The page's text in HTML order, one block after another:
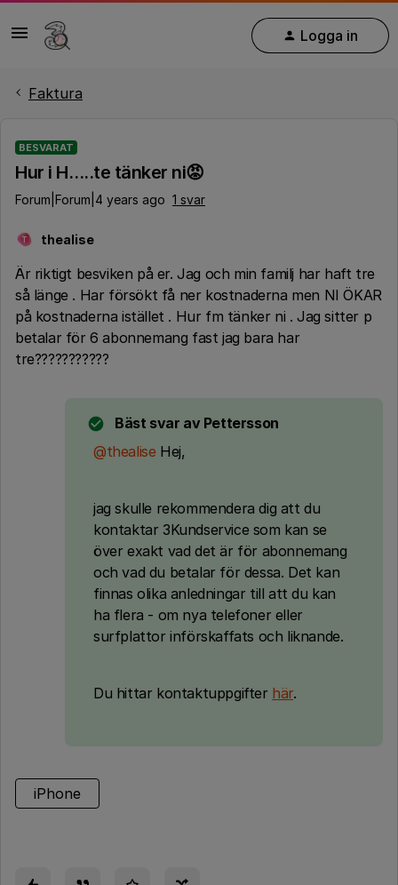
Logga in
Faktura
BESVARAT
Hur i H…..te tänker ni😡
Forum|Forum|4 years ago 1 svar
T thealise
Är riktigt besviken på er. Jag och min familj har haft tre
så länge . Har försökt få ner kostnaderna men NI ÖKAR
på kostnaderna istället . Hur fm tänker ni . Jag sitter p
betalar för 6 abonnemang fast jag bara har
tre???????????
Bäst svar av Pettersson
@thealise Hej,
jag skulle rekommendera dig att du
kontaktar 3Kundservice som kan se
över exakt vad det är för abonnemang
och vad du betalar för dessa. Det kan
finnas olika anledningar till att du kan
ha flera - om nya telefoner eller
surfplattor införskaffats och liknande.
Du hittar kontaktuppgifter här.
iPhone